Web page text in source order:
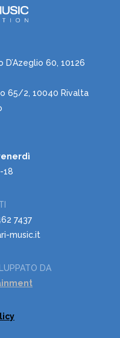
60, 10126
65/2, 10040 Rivalta
18
7437
music.it
DA